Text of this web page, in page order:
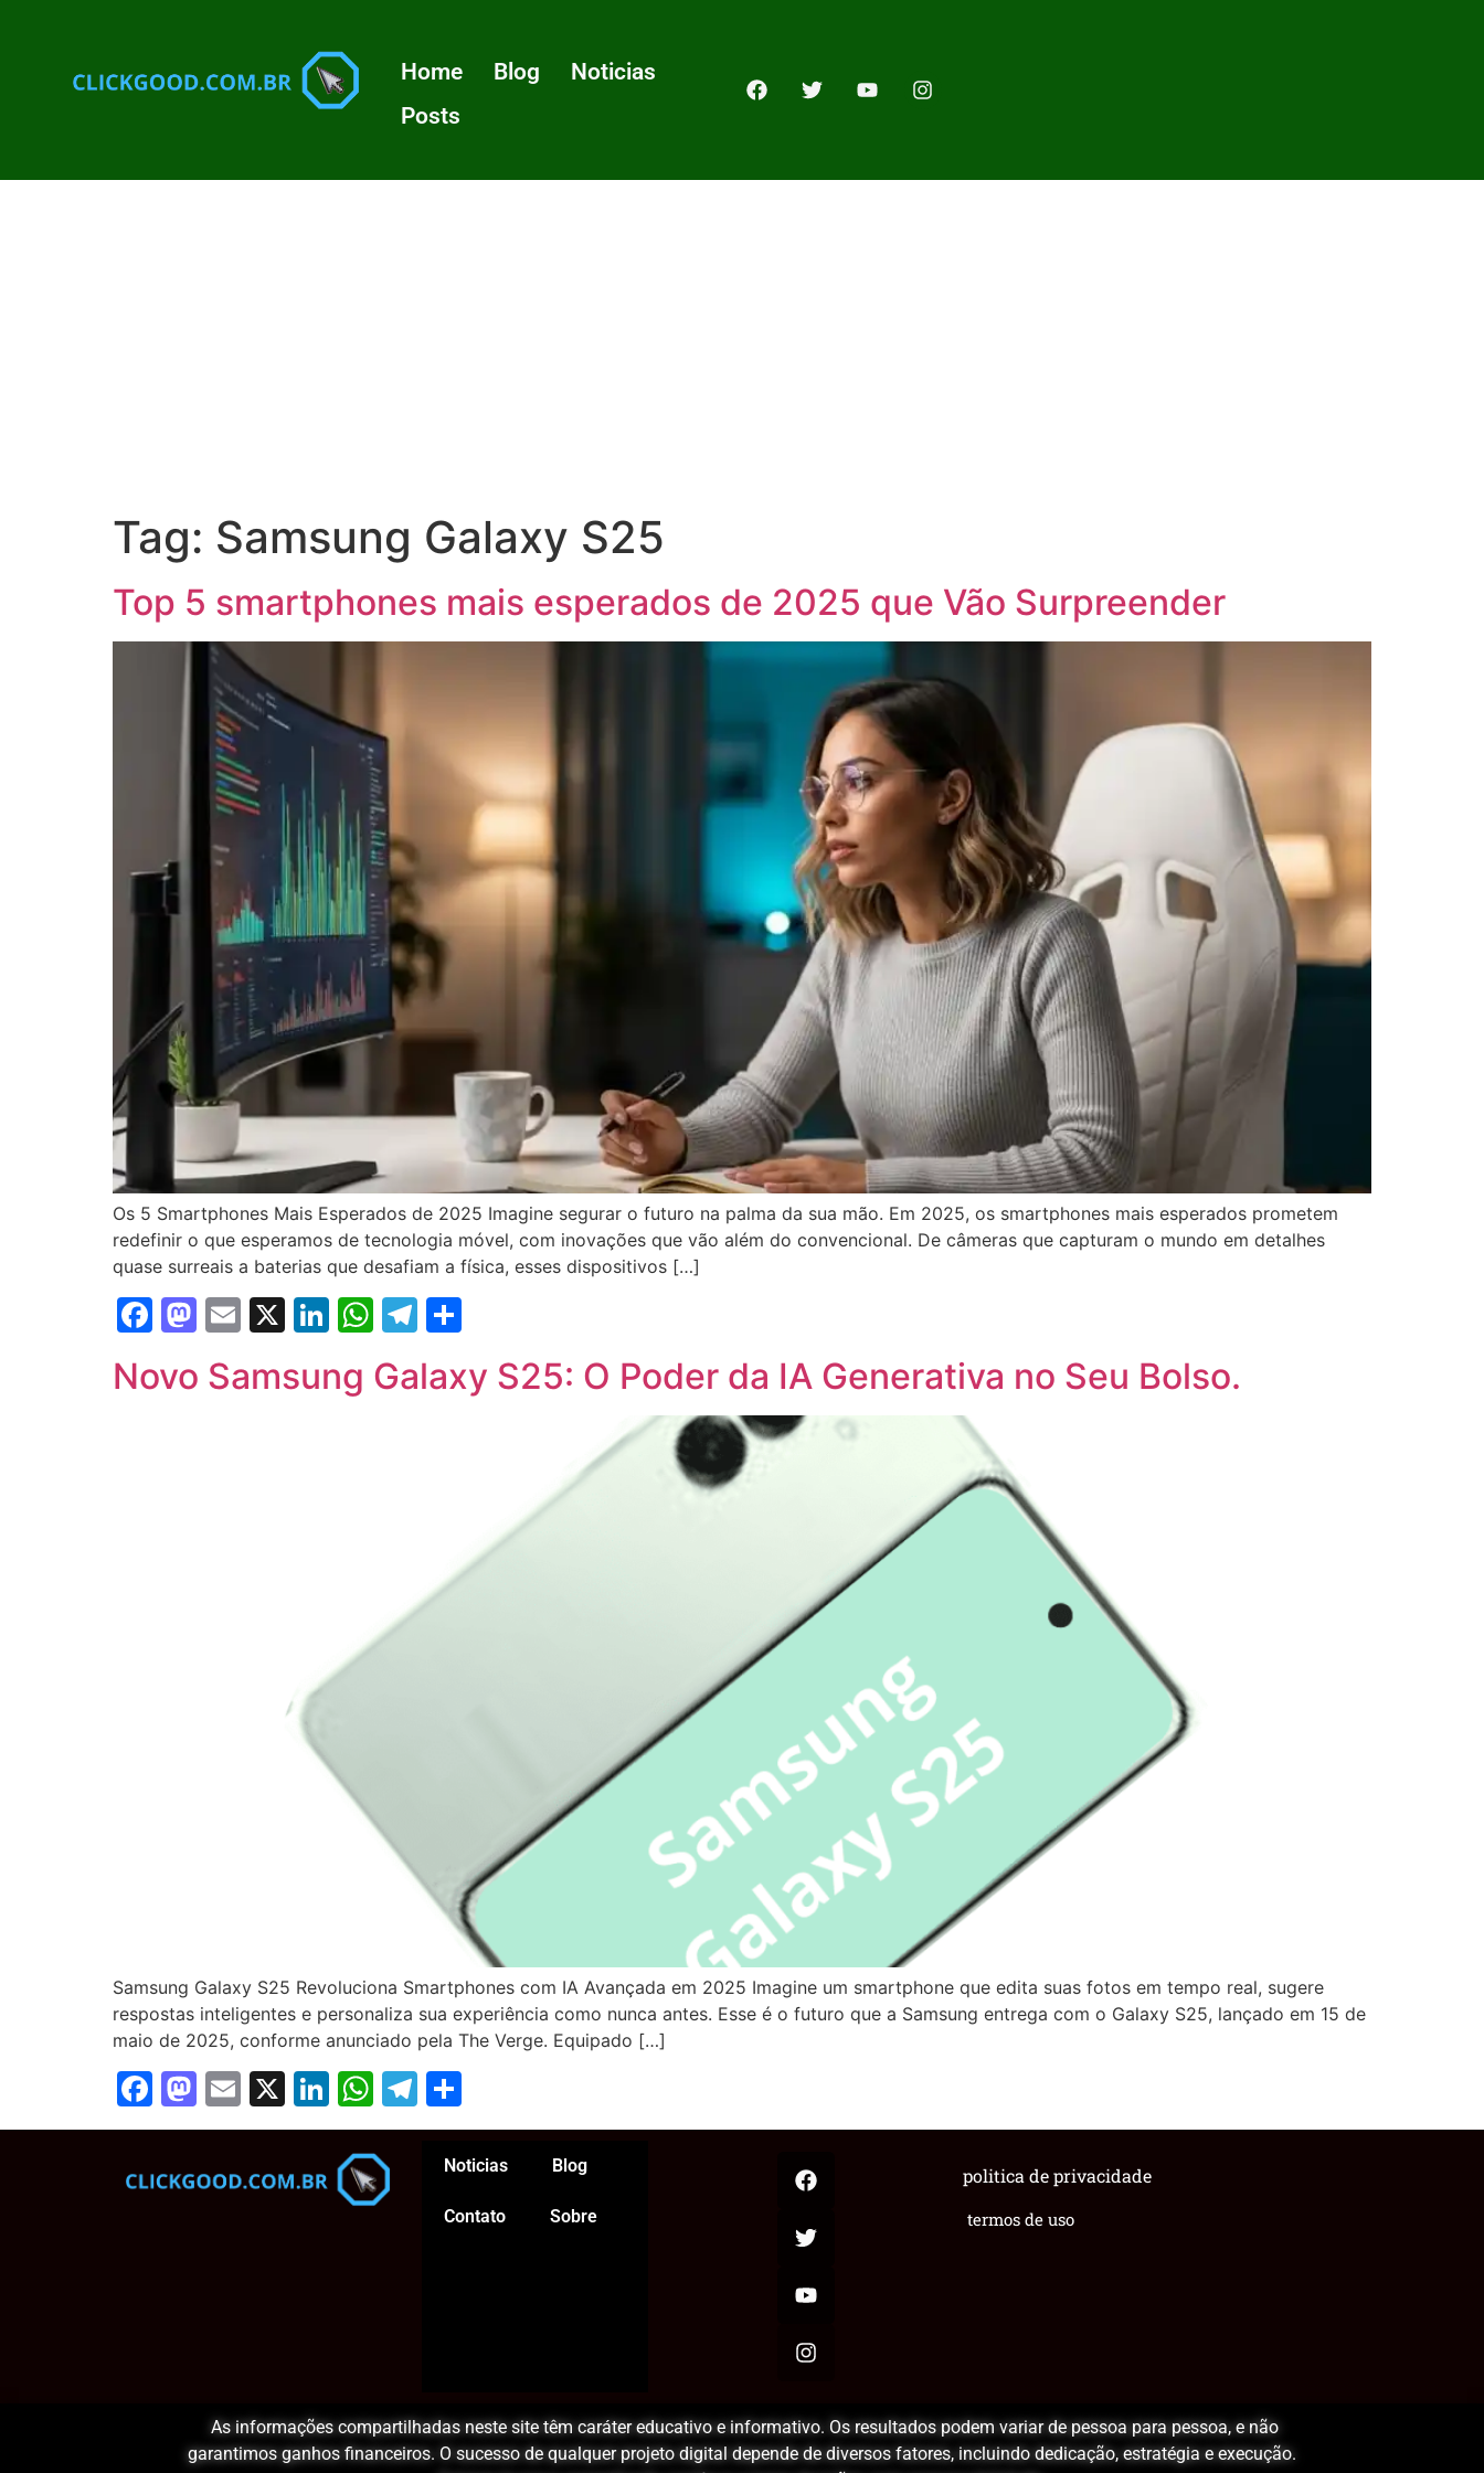
Home Blog
Noticias
Posts
Tag: Samsung Galaxy S25
Top 5 smartphones mais esperados de 2025 que Vão Surpreender
Os 5 Smartphones Mais Esperados de 2025 Imagine segurar o futuro na palma da sua mão. Em 2025, os smartphones mais esperados prometem
redefinir o que esperamos de tecnologia móvel, com inovações que vão além do convencional. De câmeras que capturam o mundo em detalhes
quase surreais a baterias que desafiam a física, esses dispositivos […]
Facebook
Mastodon
Email
X LinkedIn
WhatsApp
Telegram
Novo Samsung Galaxy S25: O Poder da IA ​​Generativa no Seu Bolso.
Samsung Galaxy S25 Revoluciona Smartphones com IA Avançada em 2025 Imagine um smartphone que edita suas fotos em tempo real, sugere
respostas inteligentes e personaliza sua experiência como nunca antes. Esse é o futuro que a Samsung entrega com o Galaxy S25, lançado em 15 de
maio de 2025, conforme anunciado pela The Verge. Equipado […]
Facebook
Mastodon
Email
X LinkedIn
WhatsApp
Telegram
Noticias Blog
Contato Sobre termos de uso
politica de privacidade
As informações compartilhadas neste site têm caráter educativo e informativo. Os resultados podem variar de pessoa para pessoa, e não
garantimos ganhos financeiros. O sucesso de qualquer projeto digital depende de diversos fatores, incluindo dedicação, estratégia e execução.